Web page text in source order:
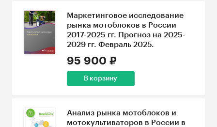
Маркетинговое исследование
рынка мотоблоков в России
2017-2025 гг. Прогноз на 2025-
2029 гг. Февраль 2025.
95 900 ₽
В корзину
Анализ рынка мотоблоков и
мотокультиваторов в России в